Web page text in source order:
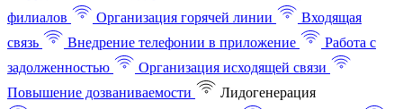
филиалов
Организация горячей линии
Входящая
связь
Внедрение телефонии в приложение
Работа с
задолженностью
Организация исходящей связи
Повышение дозваниваемости
Лидогенерация